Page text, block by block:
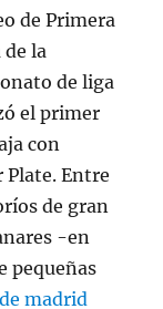
de Primera
la
de liga
el primer
con
Plate. Entre
de gran
-en
pequeñas
madrid